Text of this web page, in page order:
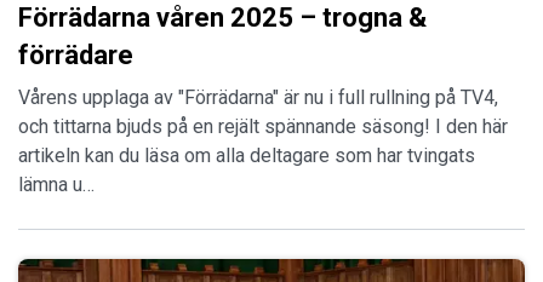
Förrädarna våren 2025 – trogna &
förrädare
Vårens upplaga av "Förrädarna" är nu i full rullning på TV4,
och tittarna bjuds på en rejält spännande säsong! I den här
artikeln kan du läsa om alla deltagare som har tvingats
lämna u…